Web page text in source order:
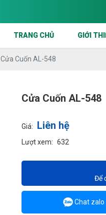
TRANG CHỦ GIỚI
Cửa Cuốn AL-548
Cửa Cuốn AL-548
Giá: Liên hệ
Lượt xem: 632
Để
Chat zalo